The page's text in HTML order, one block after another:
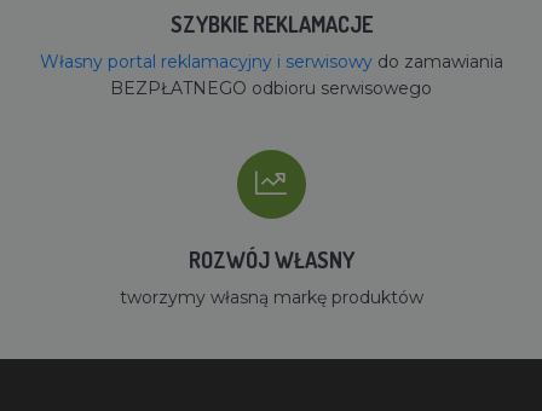
SZYBKIE REKLAMACJE
Własny portal reklamacyjny i serwisowydo zamawiania
BEZPŁATNEGO odbioru serwisowego
ROZWÓJ WŁASNY
tworzymy własną markę produktów